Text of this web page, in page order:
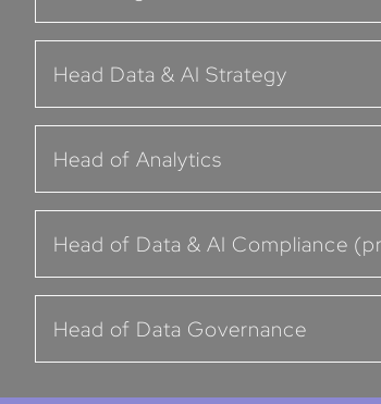
Head Data & AI Strategy
Head of Analytics
Head of Data & AI Compliance
Head of Data Governance